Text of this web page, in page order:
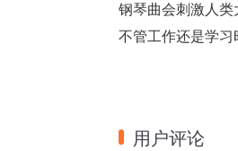
钢琴曲会刺激人类
不管工作还是学习
用户评论